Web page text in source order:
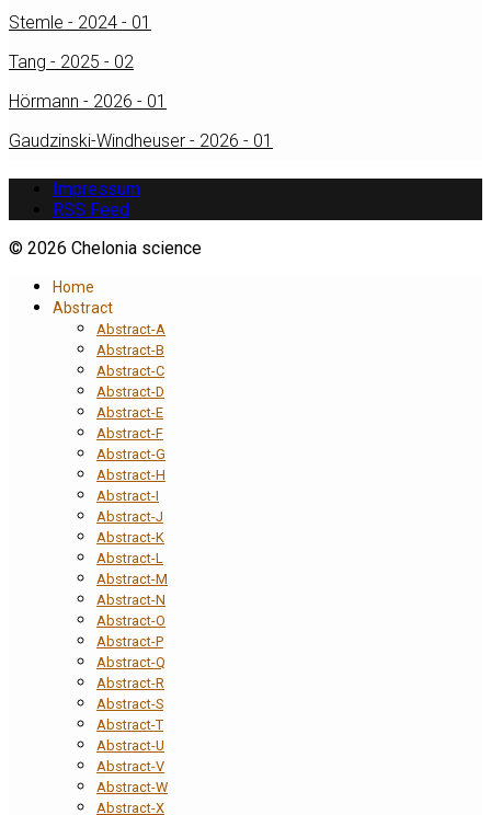
Stemle - 2024 - 01
Tang - 2025 - 02
Hörmann - 2026 - 01
Gaudzinski-Windheuser - 2026 - 01
Impressum
RSS Feed
© 2026 Chelonia science
Home
Abstract
Abstract-A
Abstract-B
Abstract-C
Abstract-D
Abstract-E
Abstract-F
Abstract-G
Abstract-H
Abstract-I
Abstract-J
Abstract-K
Abstract-L
Abstract-M
Abstract-N
Abstract-O
Abstract-P
Abstract-Q
Abstract-R
Abstract-S
Abstract-T
Abstract-U
Abstract-V
Abstract-W
Abstract-X